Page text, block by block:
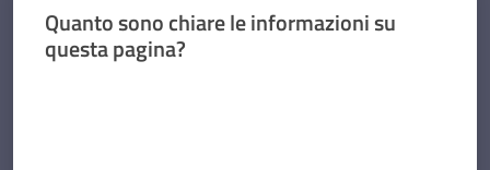
Quanto sono chiare le informazioni su
questa pagina?